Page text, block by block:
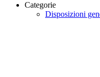
Categorie
Disposizioni